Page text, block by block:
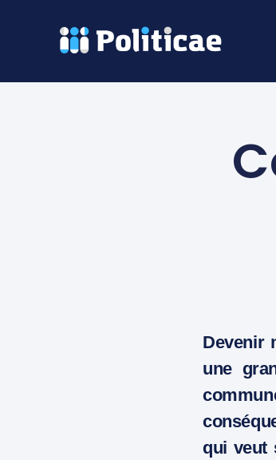
Devenir
une
qui veut